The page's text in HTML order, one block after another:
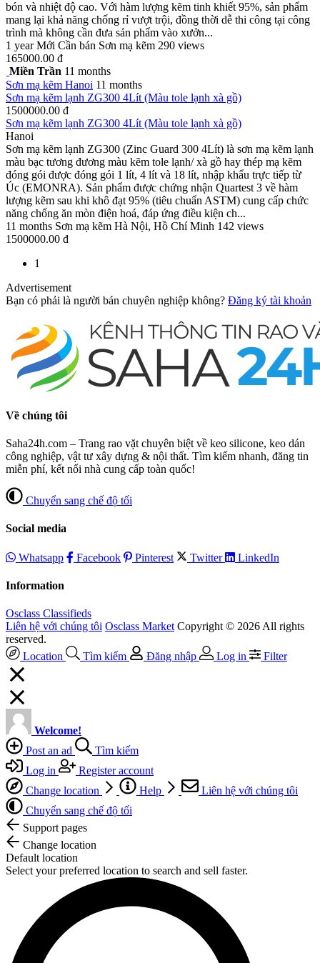
bón và nhiệt độ cao. Với hàm lượng kẽm tinh khiết 95%, sản phẩm
mang lại khả năng chống rỉ vượt trội, đồng thời dễ thi công tại công
trình mà không cần đưa sản phẩm vào xưởn...
1 year Mới Cần bán Sơn mạ kẽm 290 views
165000.00 đ
Miền Trần 11 months
Sơn mạ kẽm Hanoi 11 months
Sơn mạ kẽm lạnh ZG300 4Lít (Màu tole lạnh xà gồ)
1500000.00 đ
Sơn mạ kẽm lạnh ZG300 4Lít (Màu tole lạnh xà gồ)
Hanoi
Sơn mạ kẽm lạnh ZG300 (Zinc Guard 300 4Lít) là sơn mạ kẽm lạnh
màu bạc tương đương màu kẽm tole lạnh/ xà gồ hay thép mạ kẽm
đóng gói được đóng gói 1 lít, 4 lít và 18 lít, nhập khẩu trực tiếp từ
Úc (EMONRA). Sản phẩm được chứng nhận Quartest 3 về hàm
lượng kẽm sau khi khô đạt 95% (tiêu chuẩn ASTM) cung cấp chức
năng chống ăn mòn điện hoá, đáp ứng điều kiện ch...
11 months Sơn mạ kẽm Hà Nội, Hồ Chí Minh 142 views
1500000.00 đ
1
Advertisement
Bạn có phải là người bán chuyên nghiệp không? Đăng ký tài khoản
Về chúng tôi
Saha24h.com – Trang rao vặt chuyên biệt về keo silicone, keo dán
công nghiệp, vật tư xây dựng & nội thất. Tìm kiếm nhanh, đăng tin
miễn phí, kết nối nhà cung cấp toàn quốc!
Chuyển sang chế độ tối
Social media
Whatsapp Facebook Pinterest Twitter LinkedIn
Information
Osclass Classifieds
Liên hệ với chúng tôi Osclass Market Copyright © 2026 All rights
reserved.
Location
Tìm kiếm Đăng nhập Log in Filter
Welcome!
Post an ad
Tìm kiếm
Log in
Register account
Change location
Help
Liên hệ với chúng tôi
Chuyển sang chế độ tối
Support pages
Change location
Default location
Select your preferred location to search and sell faster.